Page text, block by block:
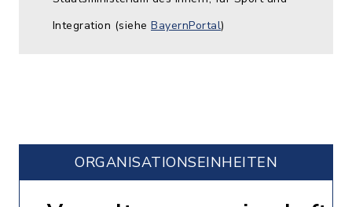
Integration (siehe BayernPortal)
ORGANISATIONS­EINHEITEN